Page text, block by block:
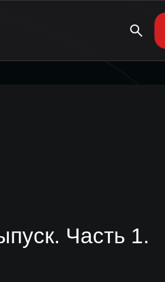
Часть 1.